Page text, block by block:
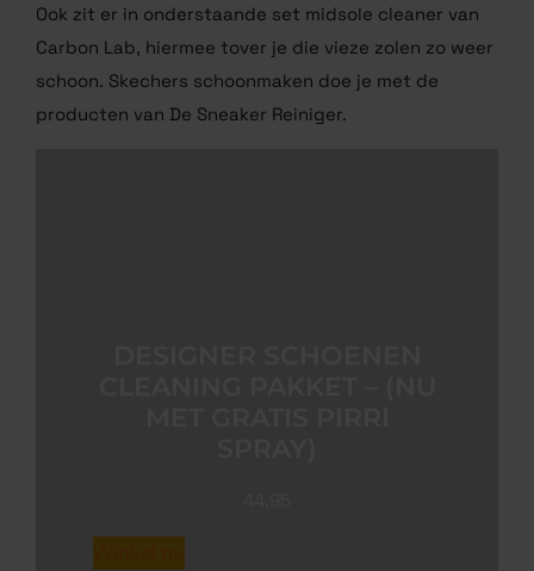
Ook zit er in onderstaande set midsole cleaner van
Carbon Lab, hiermee tover je die vieze zolen zo weer
schoon. Skechers schoonmaken doe je met de
producten van De Sneaker Reiniger.
Winkel nu